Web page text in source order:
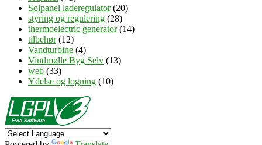
Solpanel laderegulator(20)
styring og regulering (28)
thermoelectric generator(14)
tilbehør(12)
Vandturbine (4)
Vindmølle Byg Selv (13)
web (33)
Ydelse og logning (10)